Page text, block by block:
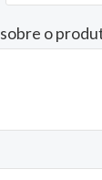
sobre o